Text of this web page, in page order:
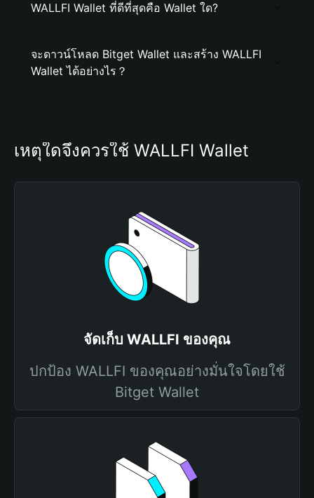
WALLFI Wallet ที่ดีที่สุดคือ Wallet ใด?
จะดาวน์โหลด Bitget Wallet และสร้าง WALLFI
Wallet ได้อย่างไร？
เหตุใดจึงควรใช้ WALLFI Wallet
จัดเก็บ WALLFI ของคุณ
ปกป้อง WALLFI ของคุณอย่างมั่นใจโดยใช้
Bitget Wallet